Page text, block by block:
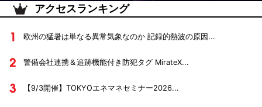
アクセスランキング
欧州の猛暑は単なる異常気象なのか 記録的熱波の原因...
警備会社連携＆追跡機能付き防犯タグ MirateX...
【9/3開催】TOKYOエネマネセミナー2026...